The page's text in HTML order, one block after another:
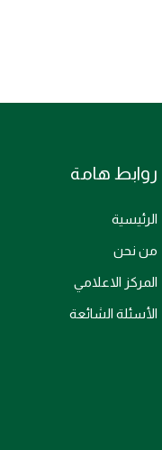
روابط هامة
الرئيسية
من نحن
المركز الاعلامي
الأسئلة الشائعة